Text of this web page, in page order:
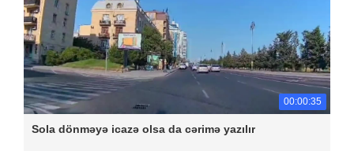
00:00:35
Sola dönməyə icazə olsa da cərimə yazılır